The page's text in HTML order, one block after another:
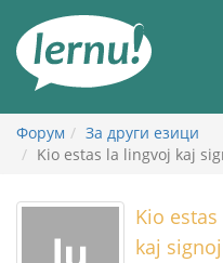
съдържанието
Форум
За други езици
Kio estas la lingvoj kaj
Kio
kaj